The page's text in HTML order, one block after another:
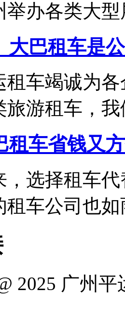
举办各类大型
大巴租车是
租车竭诚为
旅游租车，我
租车省钱又
，选择租车
租车公司也如
2025 广州平